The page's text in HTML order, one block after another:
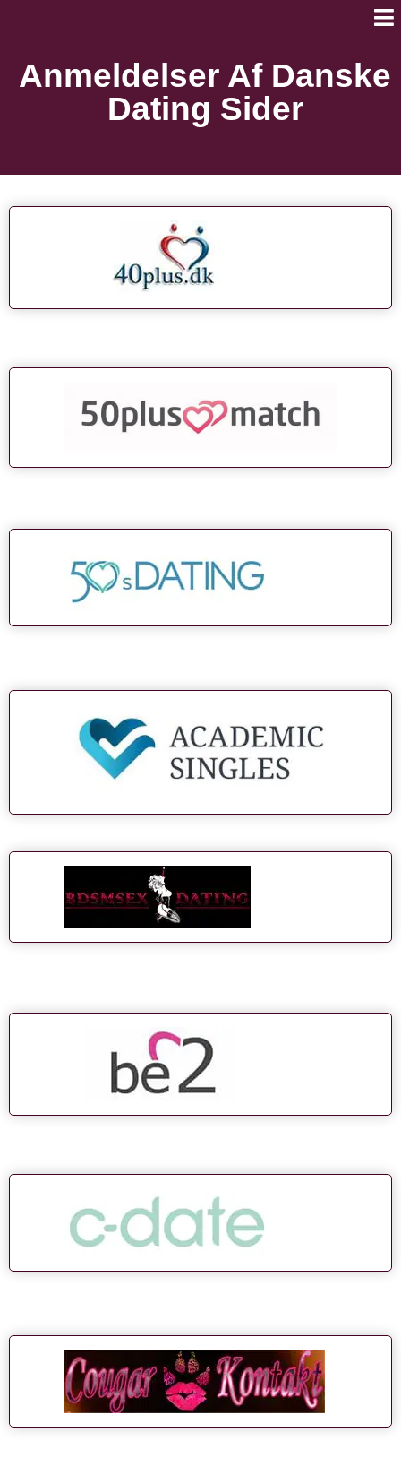
Anmeldelser Af Danske
Dating Sider